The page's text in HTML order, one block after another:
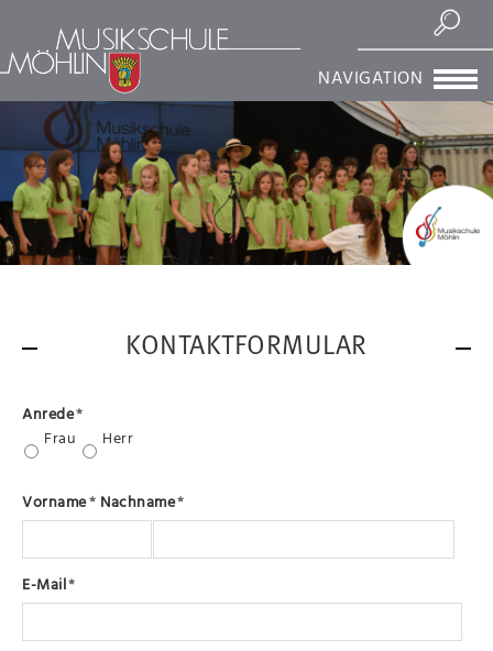
Suchen
NAVIGATION
KONTAKTFORMULAR
Anrede*
Frau
Herr
Vorname* Nachname*
E-Mail*